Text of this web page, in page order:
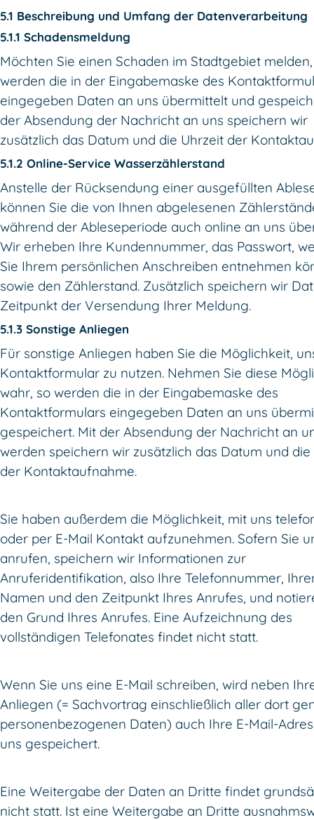
5.1 Beschreibung und Umfang der Datenverarbeitung
5.1.1 Schadensmeldung
Möchten Sie einen Schaden im Stadtgebiet
werden die in der Eingabemaske des
eingegeben Daten an uns übermittelt und
der Absendung der Nachricht an uns speichern wir
zusätzlich das Datum und die Uhrzeit der
5.1.2 Online-Service Wasserzählerstand
Anstelle der Rücksendung einer ausgefüllten
können Sie die von Ihnen abgelesenen
während der Ableseperiode auch online an uns
Wir erheben Ihre Kundennummer, das Passwort,
Sie Ihrem persönlichen Anschreiben entnehmen
sowie den Zählerstand. Zusätzlich speichern wir
Zeitpunkt der Versendung Ihrer Meldung.
5.1.3 Sonstige Anliegen
Für sonstige Anliegen haben Sie die Möglichkeit,
Kontaktformular zu nutzen. Nehmen Sie diese
wahr, so werden die in der Eingabemaske des
Kontaktformulars eingegeben Daten an uns
gespeichert. Mit der Absendung der Nachricht an
werden speichern wir zusätzlich das Datum und die
der Kontaktaufnahme.
Sie haben außerdem die Möglichkeit, mit uns
oder per E-Mail Kontakt aufzunehmen. Sofern Sie
anrufen, speichern wir Informationen zur
Anruferidentifikation, also Ihre Telefonnummer,
Namen und den Zeitpunkt Ihres Anrufes, und
den Grund Ihres Anrufes. Eine Aufzeichnung des
vollständigen Telefonates findet nicht statt.
Wenn Sie uns eine E-Mail schreiben, wird neben
Anliegen (= Sachvortrag einschließlich aller dort
personenbezogenen Daten) auch Ihre E-Mail-
uns gespeichert.
Eine Weitergabe der Daten an Dritte findet
nicht statt. Ist eine Weitergabe an Dritte